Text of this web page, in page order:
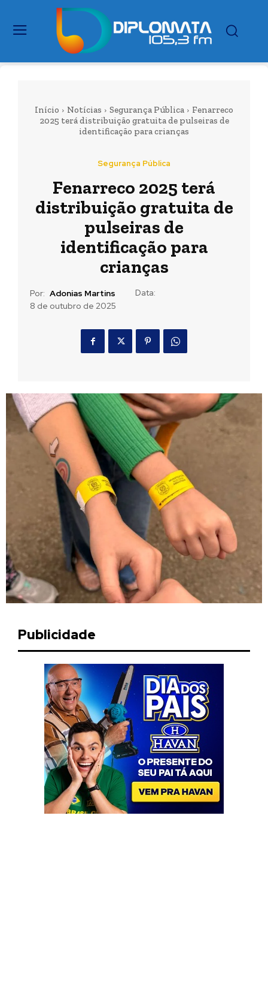
Início Notícias Segurança Pública
Fenarreco
2025 terá distribuição gratuita de pulseiras de
identificação para crianças
Segurança Pública
Fenarreco 2025 terá
distribuição gratuita de
pulseiras de
identificação para
crianças
Por: Adonias Martins
Data:
8 de outubro de 2025
Publicidade